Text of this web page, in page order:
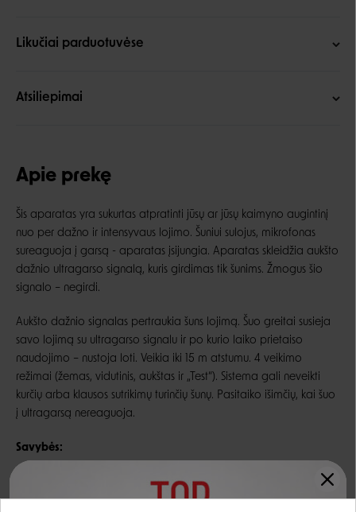
Likučiai parduotuvėse
Atsiliepimai
Apie prekę
Šis aparatas yra sukurtas atpratinti jūsų ar jūsų kaimyno augintinį
nuo per dažno ir intensyvaus lojimo. Šuniui sulojus, mikrofonas
sureaguoja į garsą - aparatas įsijungia. Aparatas skleidžia aukšto
dažnio ultragarso signalą, kuris girdimas tik šunims. Žmogus šio
signalo – negirdi.
Aukšto dažnio signalas pertraukia šuns lojimą. Šuo greitai susieja
savo lojimą su ultragarso signalu ir po kurio laiko prietaiso
naudojimo – nustoja loti. Veikia iki 15 m atstumu. 4 veikimo
režimai (žemas, vidutinis, aukštas ir „Test“). Sistema gali neveikti
kurčių arba klausos sutrikimų turinčių šunų. Pasitaiko išimčių, kai šuo
į ultragarsą nereaguoja.
Savybės:
Šuns lojimui nutraukti - aparatas skleidžia aukšto
dažnio ultragarso signalą;